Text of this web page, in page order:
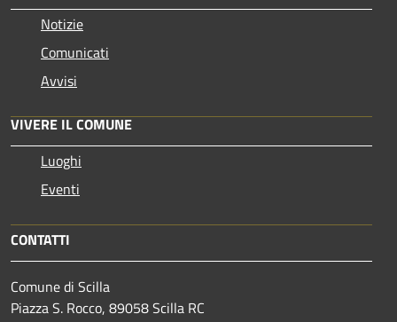
Notizie
Comunicati
Avvisi
VIVERE IL COMUNE
Luoghi
Eventi
CONTATTI
Comune di Scilla
Piazza S. Rocco, 89058 Scilla RC